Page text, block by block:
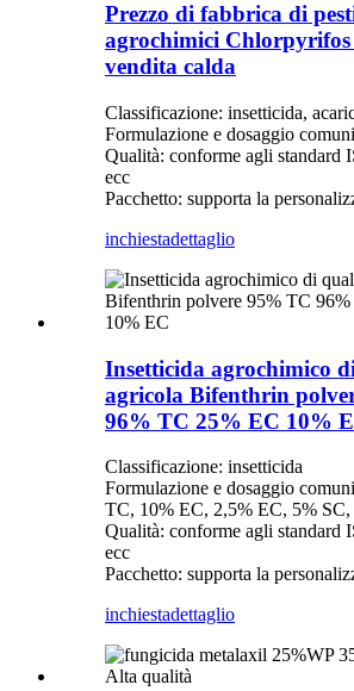
Prezzo di fabbrica di
agrochimici Chlorpyrifos
vendita calda
Classificazione: insetticida,
Formulazione e dosaggio
Qualità: conforme agli standard
ecc
Pacchetto: supporta la
inchiestadettaglio
Insetticida agrochimico
agricola Bifenthrin
96% TC 25% EC 10%
Classificazione: insetticida
Formulazione e dosaggio
TC, 10% EC, 2,5% EC, 5% SC,
Qualità: conforme agli standard
ecc
Pacchetto: supporta la
inchiestadettaglio